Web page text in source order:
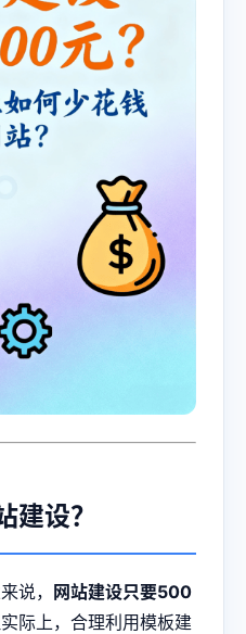
建设？
说， 网站建设只要500
际上，合理利用模板建